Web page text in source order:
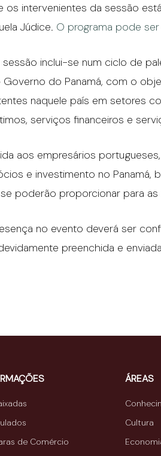
os intervenientes da sessão
Júdice. O programa pode
sessão inclui-se num ciclo de
Governo do Panamá, com o
naquele país em setores
serviços financeiros e
aos empresários
e investimento no
poderão proporcionar para
no evento deverá ser
preenchida e
de Comércio
ÁREAS
Cultura